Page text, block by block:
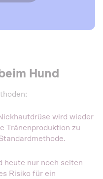
Hund
wird wieder
Tränenproduktion zu
heute nur noch selten
Risiko für ein